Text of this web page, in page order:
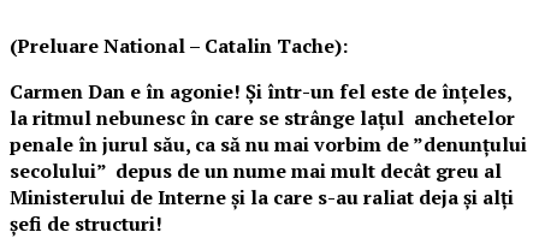
(Preluare National – Catalin Tache):
Carmen Dan e în agonie! Și într-un fel este de înțeles,
la ritmul nebunesc în care se strânge lațul anchetelor
penale în jurul său, ca să nu mai vorbim de ”denunțului
secolului” depus de un nume mai mult decât greu al
Ministerului de Interne și la care s-au raliat deja și alți
șefi de structuri!